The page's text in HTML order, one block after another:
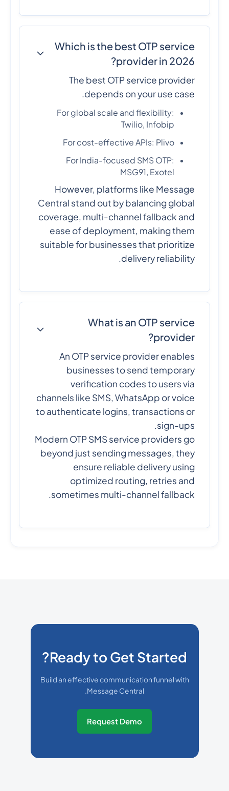
Which is the best OTP service
provider in 2026?
The best OTP service provider
depends on your use case.
For global scale and flexibility:
Twilio, Infobip
For cost-effective APIs: Plivo
For India-focused SMS OTP:
MSG91, Exotel
However, platforms like Message
Central stand out by balancing global
coverage, multi-channel fallback and
ease of deployment, making them
suitable for businesses that prioritize
delivery reliability.
What is an OTP service
provider?
An OTP service provider enables
businesses to send temporary
verification codes to users via
channels like SMS, WhatsApp or voice
to authenticate logins, transactions or
sign-ups.
Modern OTP SMS service providers go
beyond just sending messages, they
ensure reliable delivery using
optimized routing, retries and
sometimes multi-channel fallback.
Ready to Get Started?
Build an effective communication funnel with
Message Central.
Request Demo